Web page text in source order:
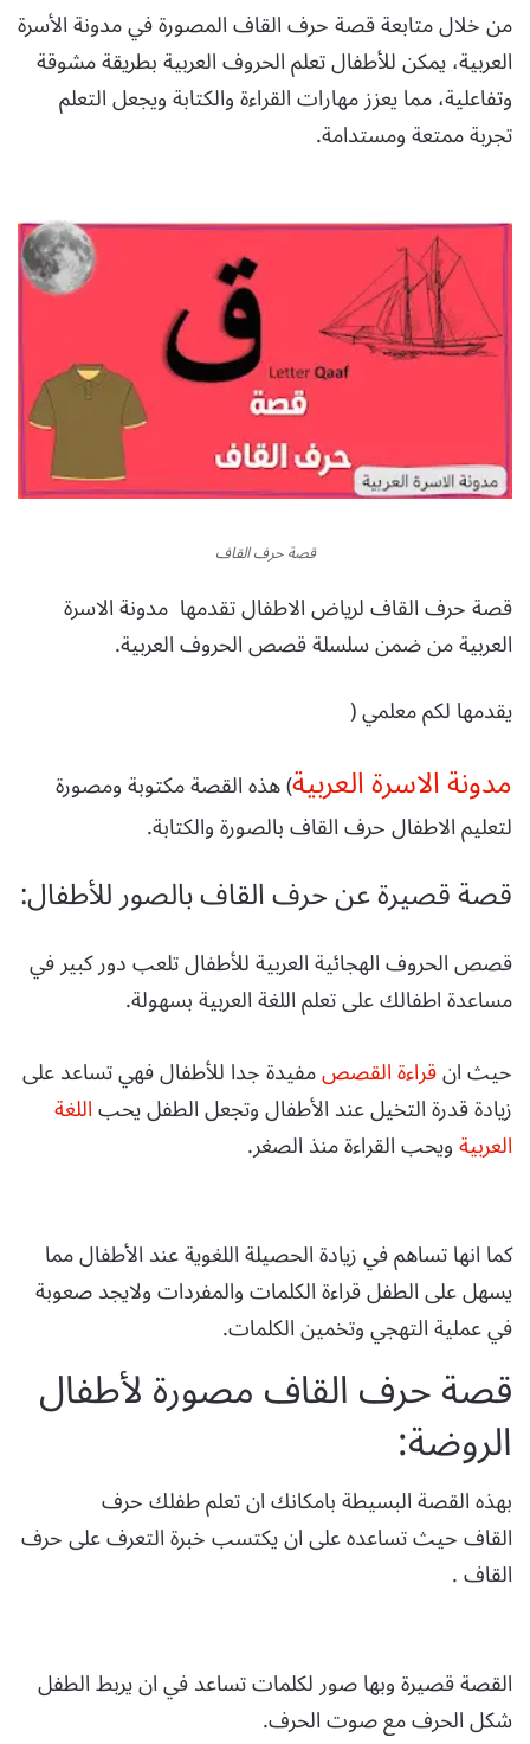
من خلال متابعة قصة حرف القاف المصورة في مدونة الأسرة
العربية، يمكن للأطفال تعلم الحروف العربية بطريقة مشوقة
وتفاعلية، مما يعزز مهارات القراءة والكتابة ويجعل التعلم
تجربة ممتعة ومستدامة.
قصة حرف القاف
قصة حرف القاف لرياض الاطفال تقدمها مدونة الاسرة
العربية من ضمن سلسلة قصص الحروف العربية.
يقدمها لكم معلمي (
مدونة الاسرة العربية) هذه القصة مكتوبة ومصورة
لتعليم الاطفال حرف القاف بالصورة والكتابة.
قصة قصيرة عن حرف القاف بالصور للأطفال:
قصص الحروف الهجائية العربية للأطفال تلعب دور كبير في
مساعدة اطفالك على تعلم اللغة العربية بسهولة.
حيث انقراءة القصصمفيدة جدا للأطفال فهي تساعد على
زيادة قدرة التخيل عند الأطفال وتجعل الطفل يحباللغة
العربيةويحب القراءة منذ الصغر.
كما انها تساهم في زيادة الحصيلة اللغوية عند الأطفال مما
يسهل على الطفل قراءة الكلمات والمفردات ولايجد صعوبة
في عملية التهجي وتخمين الكلمات.
قصة حرف القاف مصورة لأطفال
الروضة:
بهذه القصة البسيطة بامكانك ان تعلم طفلك حرف
القاف حيث تساعده على ان يكتسب خبرة التعرف على حرف
القاف .
القصة قصيرة وبها صور لكلمات تساعد في ان يربط الطفل
شكل الحرف مع صوت الحرف.